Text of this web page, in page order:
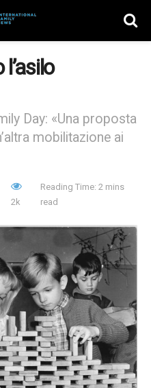
Day: «Una proposta
mobilitazione ai
2k
Reading Time: 2 mins
read